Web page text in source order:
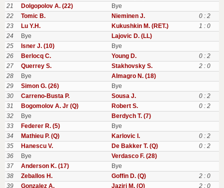
21
Dolgopolov A. (22)
Bye
22
Tomic B. Nieminen J.
0 : 2
23
Lu Y.H. Kukushkin M. (RET.)
1 : 0
24
Bye
Lajovic D. (LL)
25
Isner J. (10)
Bye
26
Berlocq C. Young D.
0 : 2
27
Querrey S. Stakhovsky S.
2 : 0
28
Bye
Almagro N. (18)
29
Simon G. (26)
Bye
30
Carreno-Busta P. Sousa J.
0 : 2
31
Bogomolov A. Jr (Q) Robert S.
0 : 2
32
Bye
Berdych T. (7)
33
Federer R. (5)
Bye
34
Mathieu P. (Q) Karlovic I.
0 : 2
35
Hanescu V. De Bakker T. (Q)
0 : 2
36
Bye
Verdasco F. (28)
37
Anderson K. (17)
Bye
38
Zeballos H. Goffin D. (Q)
2 : 0
39
Gonzalez A. Jaziri M. (Q) 2 : 0